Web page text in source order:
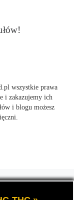
wszystkie prawa
i zakazujemy ich
i blogu możesz
oraz THC a